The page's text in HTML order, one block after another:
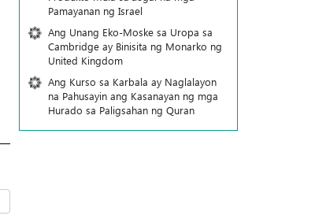
Pamayanan ng Israel
Ang Unang Eko-Moske sa Uropa sa
Cambridge ay Binisita ng Monarko ng
United Kingdom
Ang Kurso sa Karbala ay Naglalayon
na Pahusayin ang Kasanayan ng mga
Hurado sa Paligsahan ng Quran